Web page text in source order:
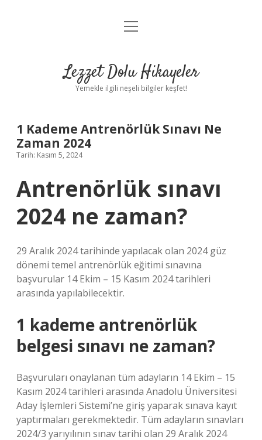
Anasayfa
Yasal Uyarı
menüyü
Lezzet Dolu Hikayeler
Yemekle ilgili neşeli bilgiler keşfet!
1 Kademe Antrenörlük Sınavı Ne
Zaman 2024
Tarih: Kasım 5, 2024
Antrenörlük sınavı
2024 ne zaman?
29 Aralık 2024 tarihinde yapılacak olan 2024 güz
dönemi temel antrenörlük eğitimi sınavına
başvurular 14 Ekim – 15 Kasım 2024 tarihleri ​​
arasında yapılabilecektir.
1 kademe antrenörlük
belgesi sınavı ne zaman?
Başvuruları onaylanan tüm adayların 14 Ekim – 15
Kasım 2024 tarihleri ​​arasında Anadolu Üniversitesi
Aday İşlemleri Sistemi’ne giriş yaparak sınava kayıt
yaptırmaları gerekmektedir. Tüm adayların sınavları
2024/3 yarıyılının sınav tarihi olan 29 Aralık 2024